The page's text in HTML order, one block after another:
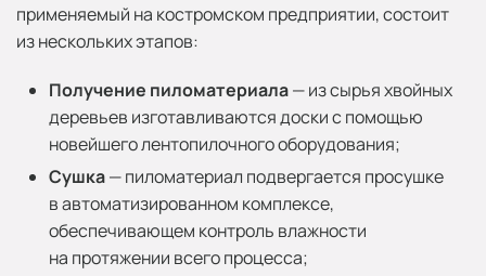
применяемый на костромском предприятии, состоит
из нескольких этапов:
Получение пиломатериала— из сырья хвойных
деревьев изготавливаются доски с помощью
новейшего лентопилочного оборудования;
Сушка— пиломатериал подвергается просушке
в автоматизированном комплексе,
обеспечивающем контроль влажности
на протяжении всего процесса;